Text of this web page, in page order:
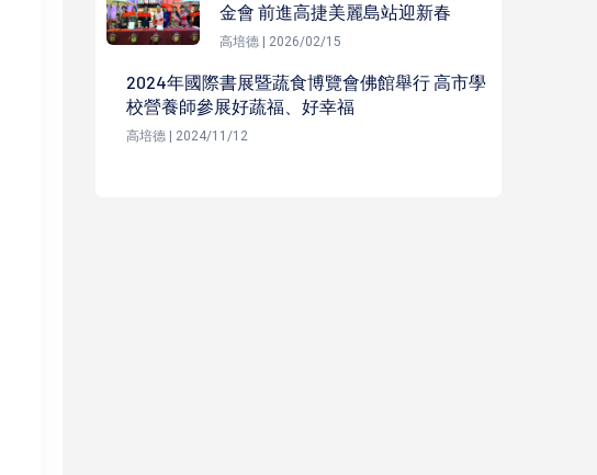
金會 前進高捷美麗島站迎新春
高培德 | 2026/02/15
2024年國際書展暨蔬食博覽會佛館舉行 高市學
校營養師參展好蔬福、好幸福
高培德 | 2024/11/12